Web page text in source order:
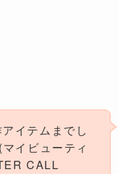
イテムまでし
イビューティ
CALL